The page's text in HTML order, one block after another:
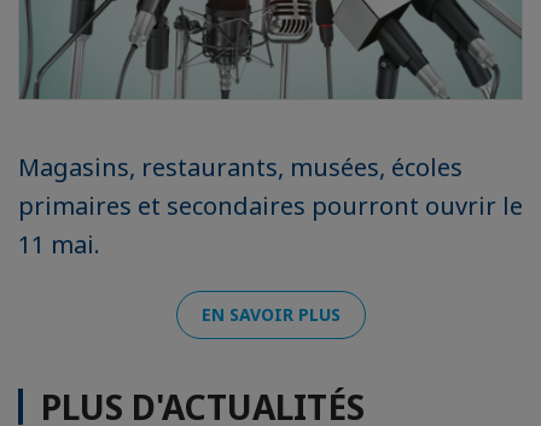
Magasins, restaurants, musées, écoles
primaires et secondaires pourront ouvrir le
11 mai.
EN SAVOIR PLUS
PLUS D'ACTUALITÉS